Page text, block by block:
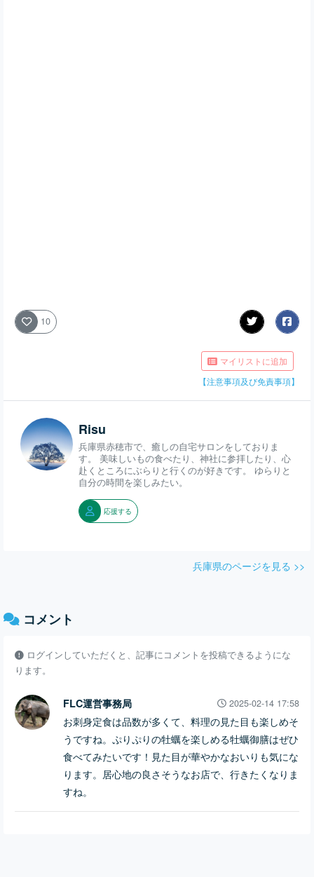
10
マイリストに追加
【注意事項及び免責事項】
Risu
兵庫県赤穂市で、癒しの自宅サロンをしておりま
す。 美味しいもの食べたり、神社に参拝したり、心
赴くところにぶらりと行くのが好きです。 ゆらりと
自分の時間を楽しみたい。
応援する
兵庫県のページを見る >>
コメント
ログインしていただくと、記事にコメントを投稿できるようにな
ります。
FLC運営事務局 2025-02-14 17:58
お刺身定食は品数が多くて、料理の見た目も楽しめそ
うですね。ぷりぷりの牡蠣を楽しめる牡蠣御膳はぜひ
食べてみたいです！見た目が華やかなおいりも気にな
ります。居心地の良さそうなお店で、行きたくなりま
すね。